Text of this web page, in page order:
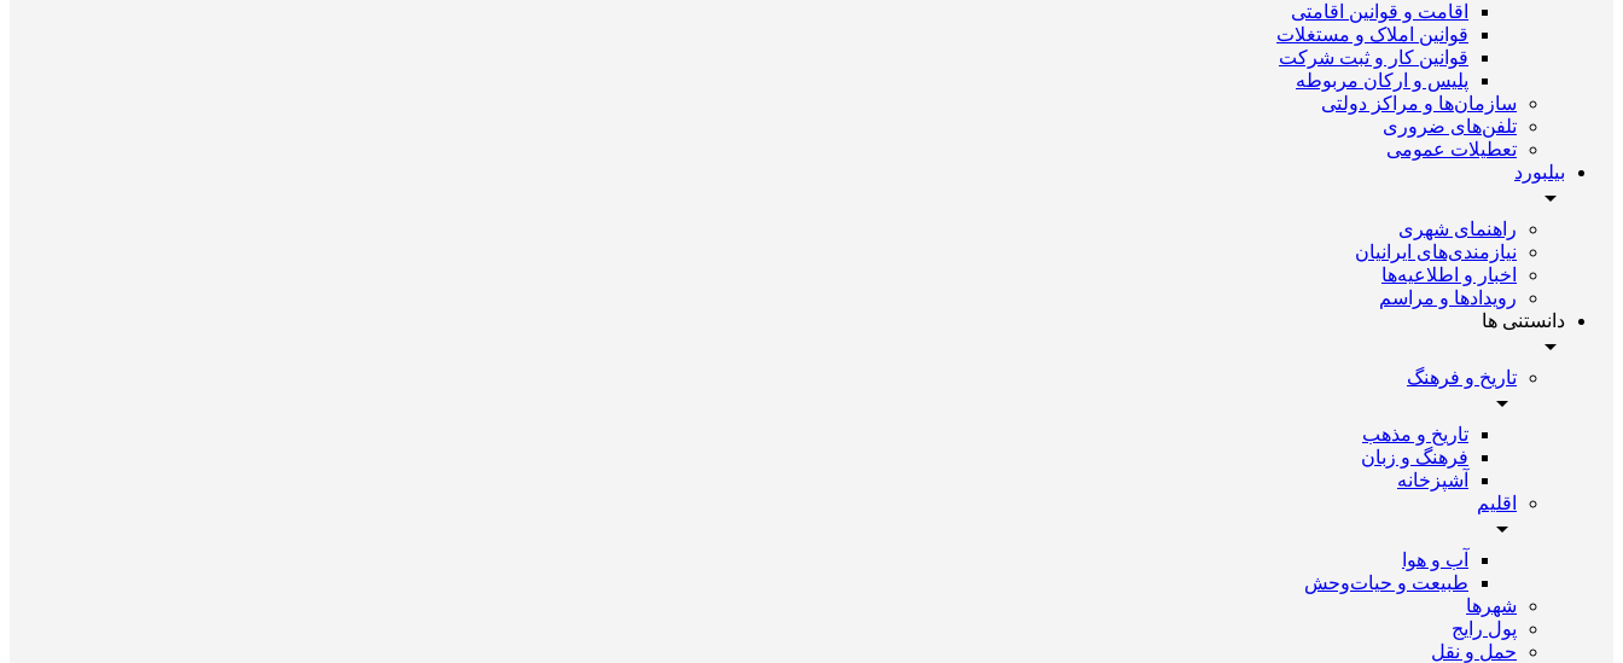
اقامت و قوانین اقامتی
قوانین املاک و مستغلات
قوانین کار و ثبت شرکت
پلیس و ارکان مربوطه
سازمان‌ها و مراکز دولتی
تلفن‌های ضروری
تعطیلات عمومی
بیلبورد
راهنمای شهری
نیازمندی‌های ایرانیان
اخبار و اطلاعیه‌ها
رویداد‌ها و مراسم
دانستنی ها
تاریخ و فرهنگ
تاریخ و مذهب
فرهنگ و زبان
آشپزخانه
اقلیم
آب و هوا
طبیعت و حیات‌وحش
شهرها
پول رایج
حمل و نقل